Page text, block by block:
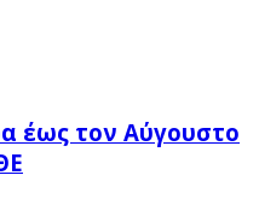
έως τον Αύγουστο